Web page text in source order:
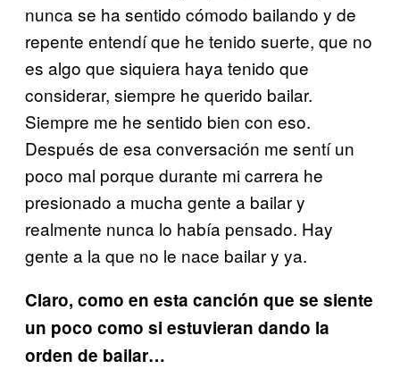
nunca se ha sentido cómodo bailando y de
repente entendí que he tenido suerte, que no
es algo que siquiera haya tenido que
considerar, siempre he querido bailar.
Siempre me he sentido bien con eso.
Después de esa conversación me sentí un
poco mal porque durante mi carrera he
presionado a mucha gente a bailar y
realmente nunca lo había pensado. Hay
gente a la que no le nace bailar y ya.
Claro, como en esta canción que se siente
un poco como si estuvieran dando la
orden de bailar…